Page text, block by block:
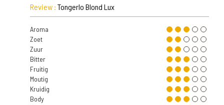
Review : Tongerlo Blond Lux
Aroma
Zoet
Zuur
Bitter
Fruitig
Moutig
Kruidig
Body